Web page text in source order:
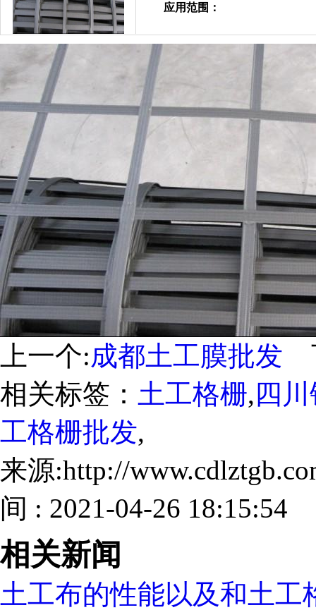
应用范围：
上一个:成都土工膜批发
相关标签： 土工格栅,四
工格栅批发,
来源:http://
间 : 2021-04-26 18:15:54
相关新闻
土工布的性能以及和土工